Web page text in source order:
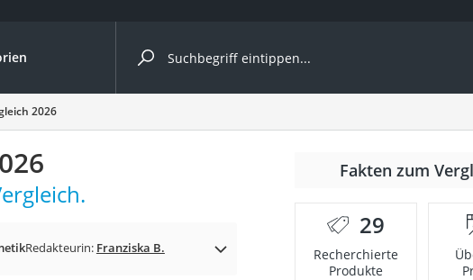
Vergleiche nach Kategorie
2026
Redakteurin: Franziska B.
Fakten zum
29
Recherchierte
Produkte